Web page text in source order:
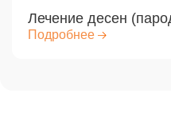
Лечение десен
Подробнее